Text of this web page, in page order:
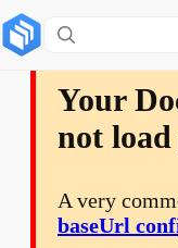
Your
not
A very
baseUrl